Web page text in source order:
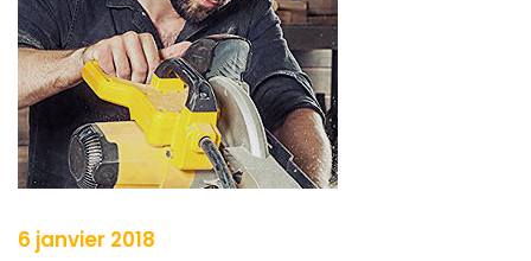
6 janvier 2018